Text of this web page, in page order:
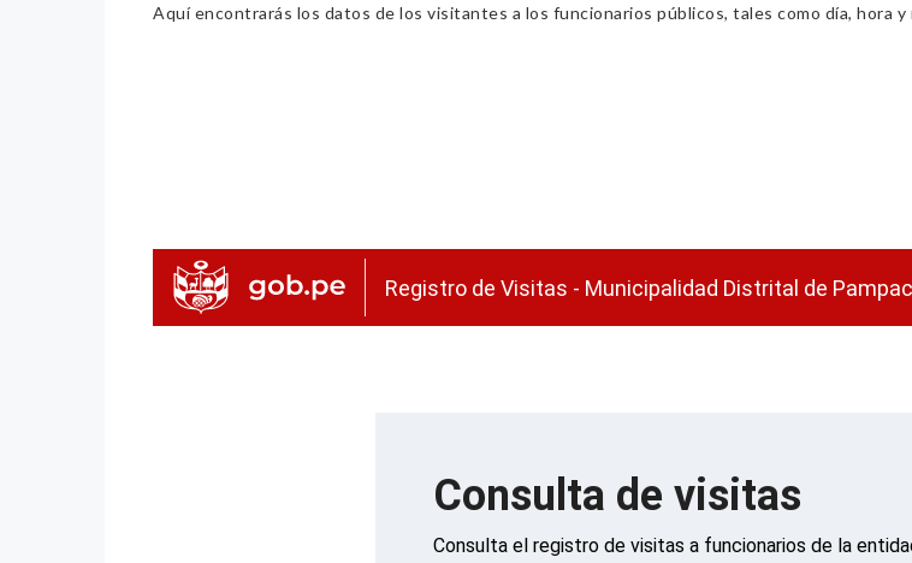
Aquí encontrarás los datos de los visitantes a los funcionarios públicos, tales como día, hora